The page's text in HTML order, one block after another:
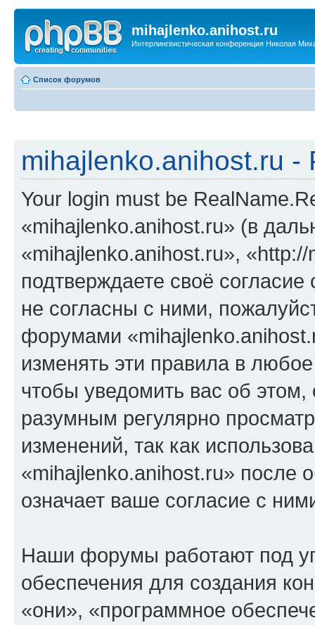
mihajlenko.anihost.ru
Интерлингвистическая конференция Николая
Список форумов
mihajlenko.anihost.ru -
Your login must be
«mihajlenko.anihost.ru» (в
«mihajlenko.anihost.ru»,
подтверждаете своё
не согласны с ними,
форумами
изменять эти правила в
чтобы уведомить вас об
разумным регулярно
изменений, так как
«mihajlenko.anihost.ru» после
означает ваше согласие с
Наши форумы работают под
обеспечения для создания
«они», «программное